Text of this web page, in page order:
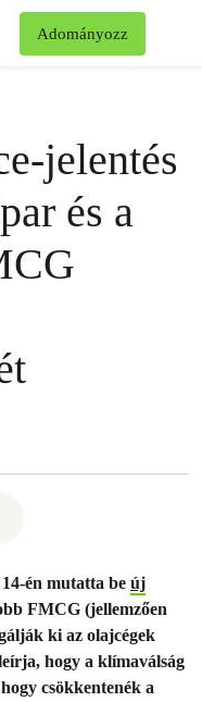
Adományozz
jelentés
és a
én mutatta be új
FMCG (jellemzően
ki az olajcégek
hogy a klímaválság
csökkentenék a